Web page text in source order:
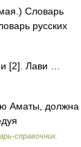
Словарь
русских
[2]. Лави …
Аматы, должна
справочник.